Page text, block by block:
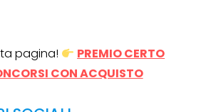
pagina!
PREMIO CERTO
CON ACQUISTO